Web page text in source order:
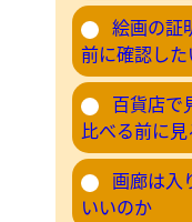
絵画の証
前に確認した
百貨店で
比べる前に
画廊は入
いいのか